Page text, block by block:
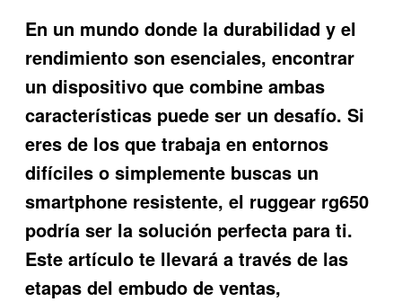
En un mundo donde la durabilidad y el
rendimiento son esenciales, encontrar
un dispositivo que combine ambas
características puede ser un desafío. Si
eres de los que trabaja en entornos
difíciles o simplemente buscas un
smartphone resistente, el ruggear rg650
podría ser la solución perfecta para ti.
Este artículo te llevará a través de las
etapas del embudo de ventas,